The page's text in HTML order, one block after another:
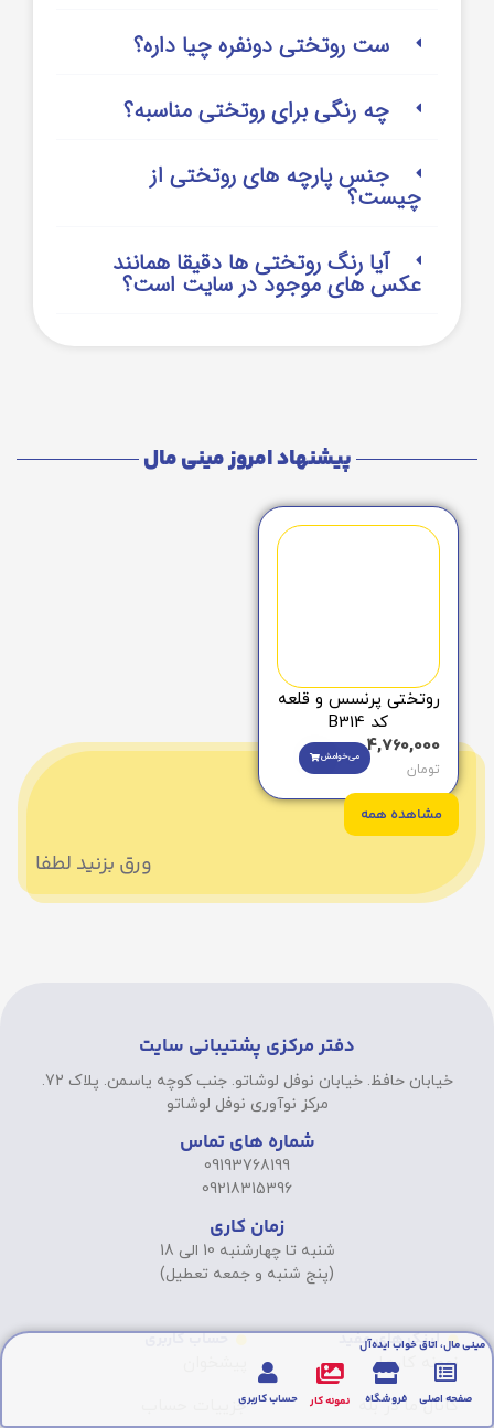
ست روتختی دونفره چیا داره؟
چه رنگی برای روتختی مناسبه؟
جنس پارچه های روتختی از
چیست؟
آیا رنگ روتختی ها دقیقا همانند
عکس های موجود در سایت است؟
پیشنهاد امروز مینی مال
روتختی پرنسس و قلعه
کد B314
4,760,000
تومان
می‌خوامش
مشاهده همه
ورق بزنید لطفا
دفتر مرکزی پشتیبانی سایت
خیابان حافظ. خیابان نوفل لوشاتو. جنب کوچه یاسمن. پلاک 72.
مرکز نوآوری نوفل لوشاتو
شماره های تماس
09193768199
09218315396
زمان کاری
شنبه تا چهارشنبه 10 الی 18
(پنج شنبه و جمعه تعطیل)
لینک های مفید
نمونه کارها
کانال ما در بله
حساب کاربری
جزییات حساب
مینی مال، اتاق خواب ایده‌آل
صفحه اصلی فروشگاه نمونه کار حساب کاربری